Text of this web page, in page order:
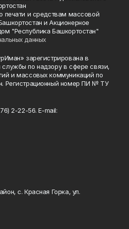
печати и средствам массовой
и Акционерное
"Республика Башкортостан"
данных
зарегистрирована в
по надзору в сфере связи,
и массовых коммуникаций по
Регистрационный номер ПИ № ТУ
2-22-56. E-mail:
с. Красная Горка, ул.